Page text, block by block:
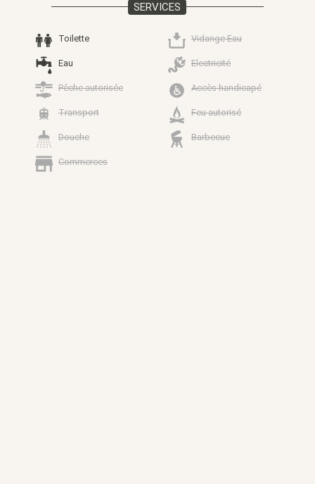
SERVICES
Toilette Vidange Eau
Eau Electricité
Pêche autorisée Accès handicapé
Transport Feu autorisé
Douche Barbecue
Commerces